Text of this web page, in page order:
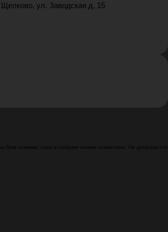
Щелково, ул. Заводская д. 15
букв точками, тире и любыми иными символами. Не допускаются